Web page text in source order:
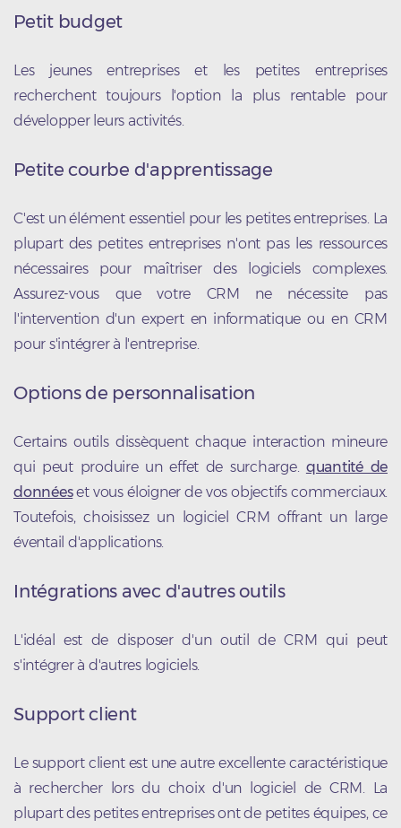
Petit budget
Les jeunes entreprises et les petites entreprises
recherchent toujours l'option la plus rentable pour
développer leurs activités.
Petite courbe d'apprentissage
C'est un élément essentiel pour les petites entreprises. La
plupart des petites entreprises n'ont pas les ressources
nécessaires pour maîtriser des logiciels complexes.
Assurez-vous que votre CRM ne nécessite pas
l'intervention d'un expert en informatique ou en CRM
pour s'intégrer à l'entreprise.
Options de personnalisation
Certains outils dissèquent chaque interaction mineure
qui peut produire un effet de surcharge. quantité de
donnéeset vous éloigner de vos objectifs commerciaux.
Toutefois, choisissez un logiciel CRM offrant un large
éventail d'applications.
Intégrations avec d'autres outils
L'idéal est de disposer d'un outil de CRM qui peut
s'intégrer à d'autres logiciels.
Support client
Le support client est une autre excellente caractéristique
à rechercher lors du choix d'un logiciel de CRM. La
plupart des petites entreprises ont de petites équipes, ce